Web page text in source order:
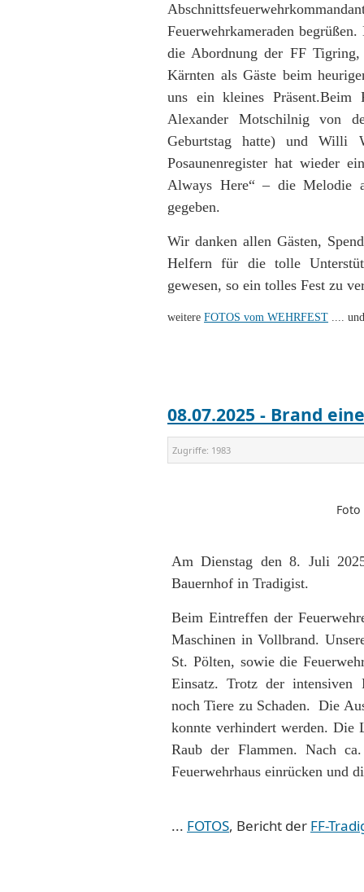
Feuerwehrkameraden
die Abordnung der FF
Kärnten als Gäste beim
uns ein kleines Präsent.Beim
Alexander Motschilnig von
Geburtstag hatte) und Willi
Posaunenregister hat wieder
Always Here“ – die Melodie
gegeben.
Wir danken allen Gästen,
Helfern für die tolle
gewesen, so ein tolles Fest zu
weitere FOTOS vom WEHRFEST ....
08.07.2025 - Brand
Zugriffe: 1983
Am Dienstag den 8. Juli
Bauernhof in Tradigist.
Beim Eintreffen der
Maschinen in Vollbrand.
St. Pölten, sowie die
Einsatz. Trotz der intensiven
noch Tiere zu Schaden. Die
konnte verhindert werden. Die
Raub der Flammen. Nach
Feuerwehrhaus einrücken und
... FOTOS, Bericht der FF-